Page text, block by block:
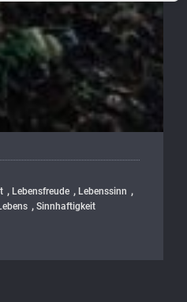
, Lebensfreude , Lebenssinn ,
, Sinnhaftigkeit